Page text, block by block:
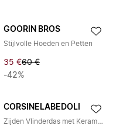
GOORIN BROS
Stijlvolle Hoeden en Petten
35 €60 €
-42%
CORSINELABEDOLI
Zijden Vlinderdas met Keramische Knoop